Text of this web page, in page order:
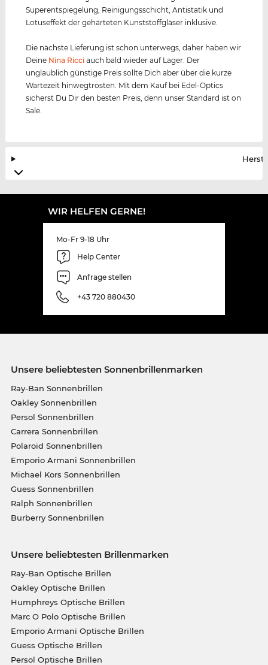
Superentspiegelung, Reinigungsschicht, Antistatik und
Lotuseffekt der gehärteten Kunststoffgläser inklusive.
Die nächste Lieferung ist schon unterwegs, daher haben wir
Deine Nina Ricci auch bald wieder auf Lager. Der
unglaublich günstige Preis sollte Dich aber über die kurze
Wartezeit hinwegtrösten. Mit dem Kauf bei Edel-Optics
sicherst Du Dir den besten Preis, denn unser Standard ist on
Sale.
WIR HELFEN GERNE!
Mo-Fr 9-18 Uhr
Help Center
Anfrage stellen
+43 720 880430
Unsere beliebtesten Sonnenbrillenmarken
Ray-Ban Sonnenbrillen
Oakley Sonnenbrillen
Persol Sonnenbrillen
Carrera Sonnenbrillen
Polaroid Sonnenbrillen
Emporio Armani Sonnenbrillen
Michael Kors Sonnenbrillen
Guess Sonnenbrillen
Ralph Sonnenbrillen
Burberry Sonnenbrillen
Unsere beliebtesten Brillenmarken
Ray-Ban Optische Brillen
Oakley Optische Brillen
Humphreys Optische Brillen
Marc O Polo Optische Brillen
Emporio Armani Optische Brillen
Guess Optische Brillen
Persol Optische Brillen